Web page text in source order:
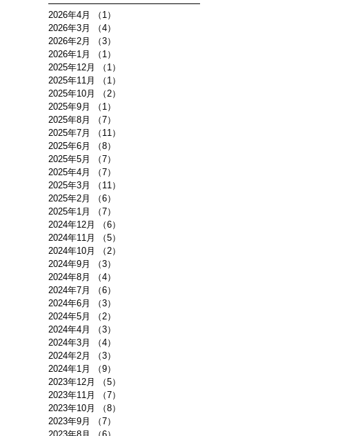
2026年4月 （1）
2026年3月
（4）
2026年2月
（3）
2026年1月
（1）
2025年12月
（1）
2025年11月
（1）
2025年10月
（2）
2025年9月
（1）
2025年8月
（7）
2025年7月
（11）
2025年6月
（8）
2025年5月
（7）
2025年4月
（7）
2025年3月
（11）
2025年2月
（6）
2025年1月
（7）
2024年12月
（6）
2024年11月
（5）
2024年10月
（2）
2024年9月
（3）
2024年8月
（4）
2024年7月
（6）
2024年6月
（3）
2024年5月
（2）
2024年4月
（3）
2024年3月
（4）
2024年2月
（3）
2024年1月
（9）
2023年12月
（5）
2023年11月
（7）
2023年10月
（8）
2023年9月
（7）